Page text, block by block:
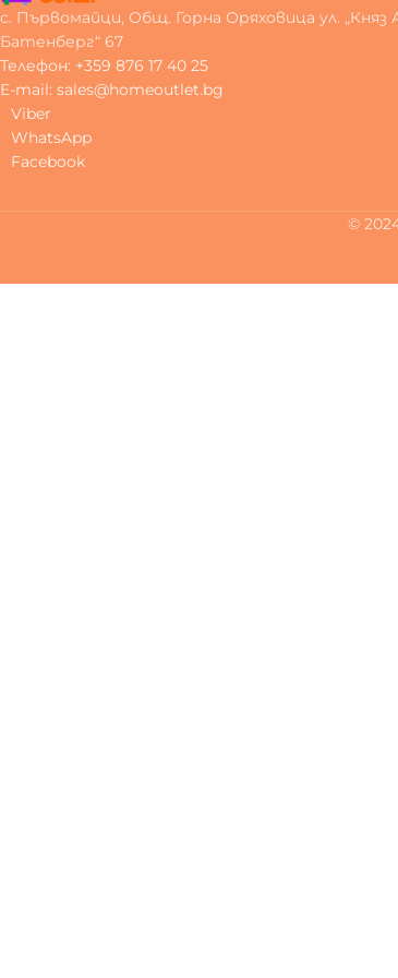
с. Първомайци, Общ. Горна Оряховица ул. „Княз
Батенберг“ 67
Телефон: +359 876 17 40 25
E-mail: sales@homeoutlet.bg
Viber
WhatsApp
Facebook
©